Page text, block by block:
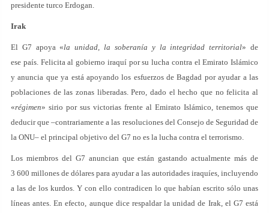
presidente turco Erdogan.
Irak
El G7 apoya «la unidad, la soberanía y la integridad territorial» de
ese país. Felicita al gobierno iraquí por su lucha contra el Emirato Islámico
y anuncia que ya está apoyando los esfuerzos de Bagdad por ayudar a las
poblaciones de las zonas liberadas. Pero, dado el hecho que no felicita al
«régimen» sirio por sus victorias frente al Emirato Islámico, tenemos que
deducir que –contrariamente a las resoluciones del Consejo de Seguridad de
la ONU– el principal objetivo del G7 no es la lucha contra el terrorismo.
Los miembros del G7 anuncian que están gastando actualmente más de
3 600 millones de dólares para ayudar a las autoridades iraquíes, incluyendo
a las de los kurdos. Y con ello contradicen lo que habían escrito sólo unas
líneas antes. En efecto, aunque dice respaldar la unidad de Irak, el G7 está